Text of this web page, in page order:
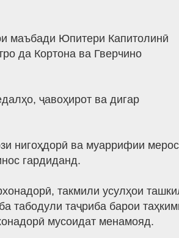
маъбади Юпитери Капитолинӣ
да Кортона ва Гверчино
ҷавоҳирот ва дигар
нигоҳдорӣ ва муаррифии
гардиданд.
такмили усулҳои
табодули таҷриба барои
мусоидат менамояд.